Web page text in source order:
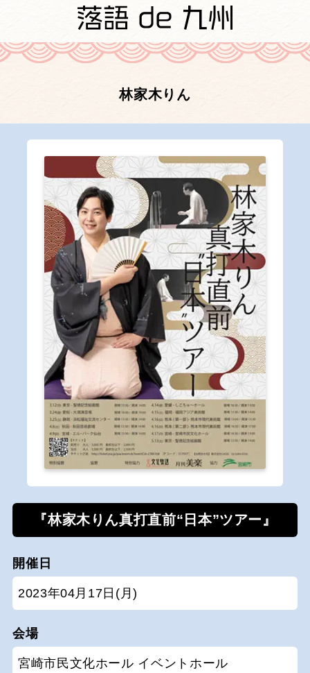
林家木りん
『林家木りん真打直前“日本”ツアー』
開催日
2023年04月17日(月)
会場
宮崎市民文化ホール イベントホール